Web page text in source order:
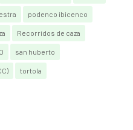
podenco ibicenco
Recorridos de caza
san huberto
tortola